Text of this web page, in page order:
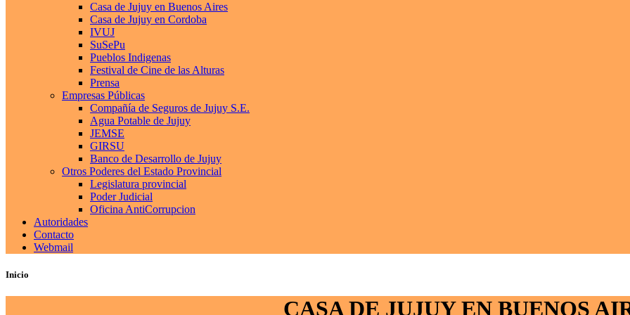
Casa de Jujuy en Buenos Aires
Casa de Jujuy en Cordoba
IVUJ
SuSePu
Pueblos Indigenas
Festival de Cine de las Alturas
Prensa
Empresas Públicas
Compañía de Seguros de Jujuy S.E.
Agua Potable de Jujuy
JEMSE
GIRSU
Banco de Desarrollo de Jujuy
Otros Poderes del Estado Provincial
Legislatura provincial
Poder Judicial
Oficina AntiCorrupcion
Autoridades
Contacto
Webmail
Inicio
CASA DE JUJUY EN BUENOS